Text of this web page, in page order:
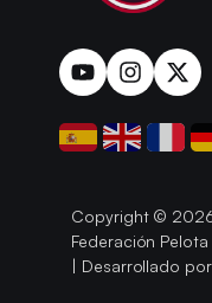
Copyright ©
Federación
| Desarrollado por